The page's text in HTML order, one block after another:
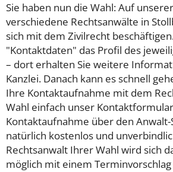
Sie haben nun die Wahl: Auf
verschiedene Rechtsanwälte in
sich mit dem Zivilrecht
"Kontaktdaten" das Profil des
– dort erhalten Sie weitere
Kanzlei. Danach kann es schnell
Ihre Kontaktaufnahme mit dem
Wahl einfach unser
Kontaktaufnahme über den Anwalt-
natürlich kostenlos und
Rechtsanwalt Ihrer Wahl wird sich
möglich mit einem